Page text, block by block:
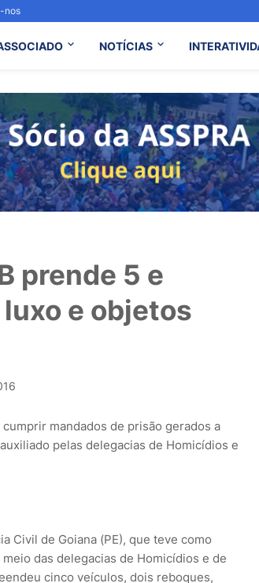
nos
NOTÍCIAS
prende 5 e
e objetos
mandados de prisão gerados a
pelas delegacias de Homicídios e
Civil de Goiana (PE), que teve como
das delegacias de Homicídios e de
cinco veículos, dois reboques,